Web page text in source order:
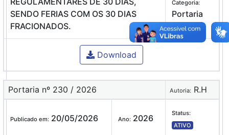
SENDO FERIAS COM OS 30 DIAS
FRACIONADOS.
Categoria:
Portaria
Download
Portaria nº 230 / 2026 Autoria: R.H
Publicado em: 20/05/2026 Ano: 2026
Status:
ATIVO